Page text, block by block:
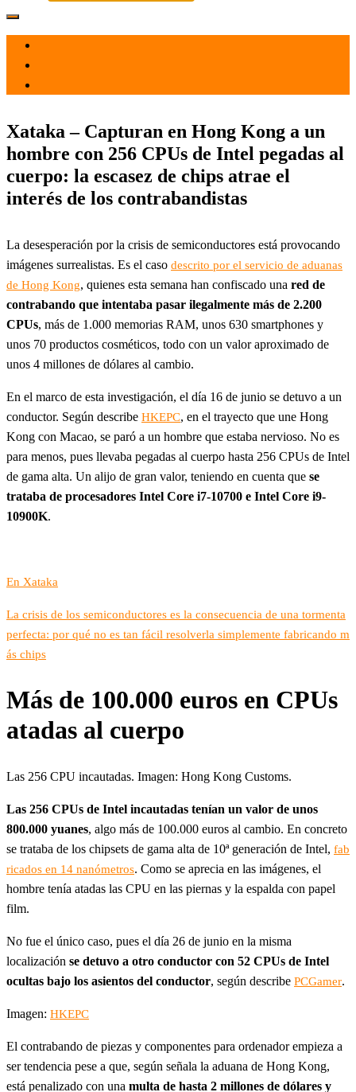
Xataka – Capturan en Hong Kong a un
hombre con 256 CPUs de Intel pegadas al
cuerpo: la escasez de chips atrae el
interés de los contrabandistas
La desesperación por la crisis de semiconductores está provocando
imágenes surrealistas. Es el caso descrito por el servicio de aduanas
de Hong Kong, quienes esta semana han confiscado una red de
contrabando que intentaba pasar ilegalmente más de 2.200
CPUs, más de 1.000 memorias RAM, unos 630 smartphones y
unos 70 productos cosméticos, todo con un valor aproximado de
unos 4 millones de dólares al cambio.
En el marco de esta investigación, el día 16 de junio se detuvo a un
conductor. Según describe HKEPC, en el trayecto que une Hong
Kong con Macao, se paró a un hombre que estaba nervioso. No es
para menos, pues llevaba pegadas al cuerpo hasta 256 CPUs de Intel
de gama alta. Un alijo de gran valor, teniendo en cuenta que se
trataba de procesadores Intel Core i7-10700 e Intel Core i9-
10900K.
En Xataka
La crisis de los semiconductores es la consecuencia de una tormenta
perfecta: por qué no es tan fácil resolverla simplemente fabricando m
ás chips
Más de 100.000 euros en CPUs
atadas al cuerpo
Las 256 CPU incautadas. Imagen: Hong Kong Customs.
Las 256 CPUs de Intel incautadas tenían un valor de unos
800.000 yuanes, algo más de 100.000 euros al cambio. En concreto
se trataba de los chipsets de gama alta de 10ª generación de Intel, fab
ricados en 14 nanómetros. Como se aprecia en las imágenes, el
hombre tenía atadas las CPU en las piernas y la espalda con papel
film.
No fue el único caso, pues el día 26 de junio en la misma
localización se detuvo a otro conductor con 52 CPUs de Intel
ocultas bajo los asientos del conductor, según describe PCGamer.
Imagen: HKEPC
El contrabando de piezas y componentes para ordenador empieza a
ser tendencia pese a que, según señala la aduana de Hong Kong,
está penalizado con una multa de hasta 2 millones de dólares y